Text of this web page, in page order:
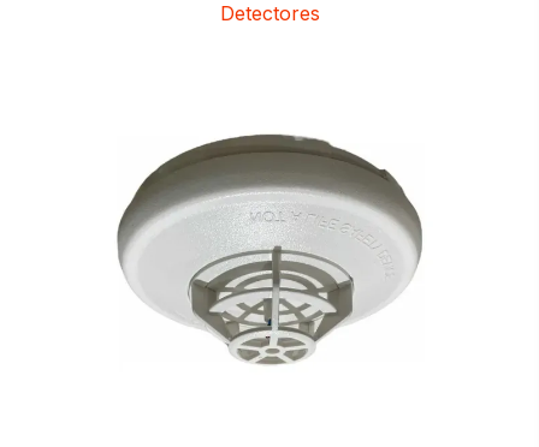
Detectores